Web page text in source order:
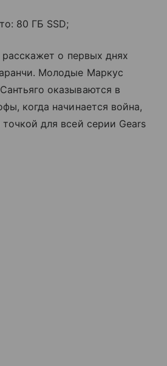
80 ГБ SSD;
о первых днях
Молодые Маркус
оказываются в
когда начинается война,
для всей серии Gears